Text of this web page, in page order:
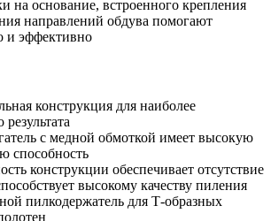
на основание, встроенного крепления
направлений обдува помогают
и эффективно
конструкция для наиболее
результата
с медной обмоткой имеет высокую
способность
конструкции обеспечивает отсутствие
высокому качеству пиления
пилкодержатель для Т-образных